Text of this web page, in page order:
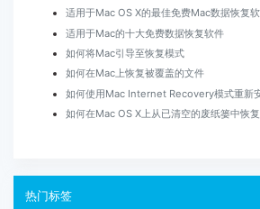
适用于Mac OS X的最佳免费Mac数据恢复
适用于Mac的十大免费数据恢复软件
如何将Mac引导至恢复模式
如何在Mac上恢复被覆盖的文件
如何使用Mac Internet Recovery模式重新
如何在Mac OS X上从已清空的废纸篓中恢
热门标签